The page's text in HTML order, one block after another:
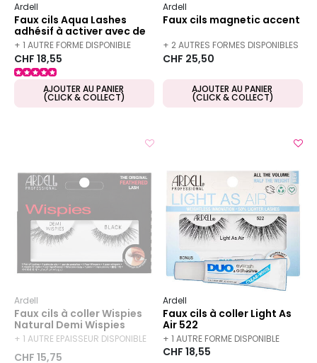
Ardell
Faux cils Aqua Lashes
adhésif à activer avec de
l'eau 341
+ 1 AUTRE FORME DISPONIBLE
CHF 18,55
AJOUTER AU PANIER
(CLICK & COLLECT)
Ardell
Faux cils magnetic accent
+ 2 AUTRES FORMES DISPONIBLES
CHF 25,50
AJOUTER AU PANIER
(CLICK & COLLECT)
Ardell
Faux cils à coller Wispies
Natural Demi Wispies
+ 1 AUTRE EPAISSEUR DISPONIBLE
CHF 15,75
Ardell
Faux cils à coller Light As
Air 522
+ 1 AUTRE FORME DISPONIBLE
CHF 18,55